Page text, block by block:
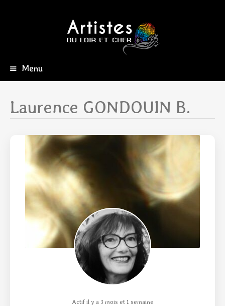
Menu
principal
Laurence GONDOUIN B.
Actif il y a 3 mois et 1 semaine